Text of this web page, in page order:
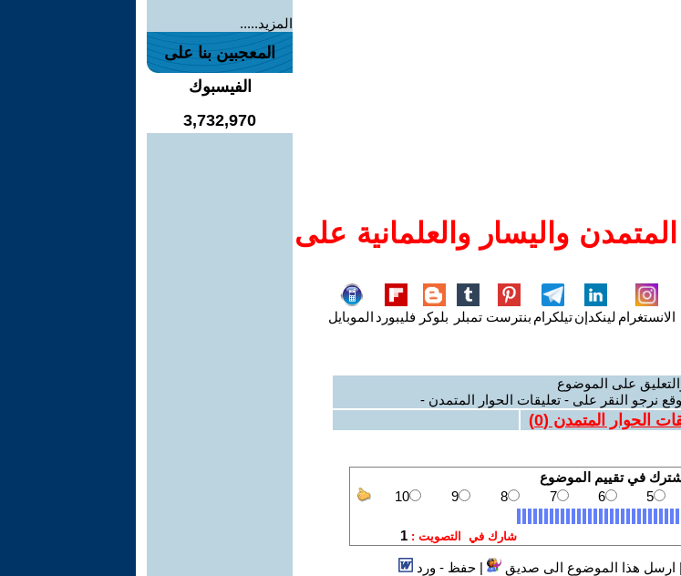
واليسار والعلمانية على
الانستغرام لينكدإنتيلكرام بنترست تمبلر بلوكر فليبورد الموبايل
على الموضوع
نرجو النقر على - تعليقات الحوار المتمدن -
الحوار المتمدن (0
)
| ارسل هذا الموضوع الى صديق |حفظ - ورد
المزيد.....
المعجبين بنا على
الفيسبوك
3,732,970